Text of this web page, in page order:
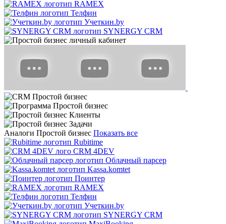
RAMEX
Телфин
Учеткин.by
SYNERGY CRM
Аналоги Простой бизнес Показать все
Rubitime
CRM 4DEV
Облачный парсер
Kassa.komtet
Поинтер
RAMEX
Телфин
Учеткин.by
SYNERGY CRM